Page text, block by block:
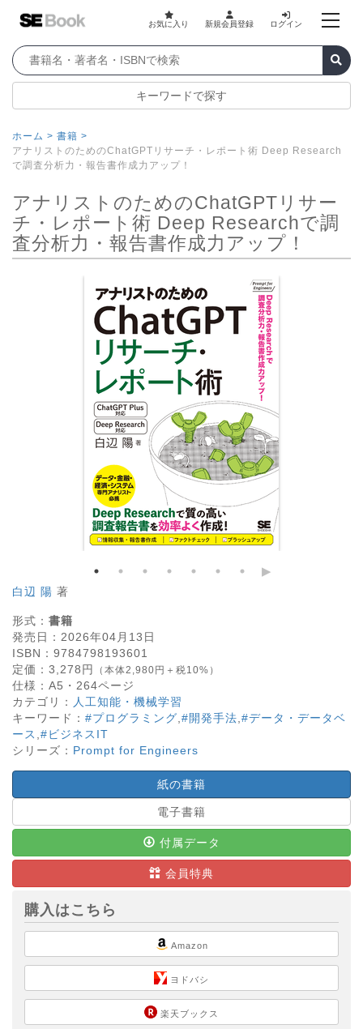
お気に入り 新規会員登録 ログイン
キーワードで探す
ホーム > 書籍 >
アナリストのためのChatGPTリサーチ・レポート術 Deep Research
で調査分析力・報告書作成力アップ！
アナリストのためのChatGPTリサー
チ・レポート術 Deep Researchで調
査分析力・報告書作成力アップ！
白辺 陽 著
形式： 書籍
発売日： 2026年04月13日
ISBN： 9784798193601
定価： 3,278 円 （本体2,980円＋税10%）
仕様： A5・ 264ページ
カテゴリ：
人工知能・機械学習
キーワード： #プログラミング #開発手法 #データ・データベ
ース #ビジネスIT
シリーズ： Prompt for Engineers
紙の書籍
電子書籍
付属データ
会員特典
購入はこちら
Amazon
ヨドバシ
楽天ブックス